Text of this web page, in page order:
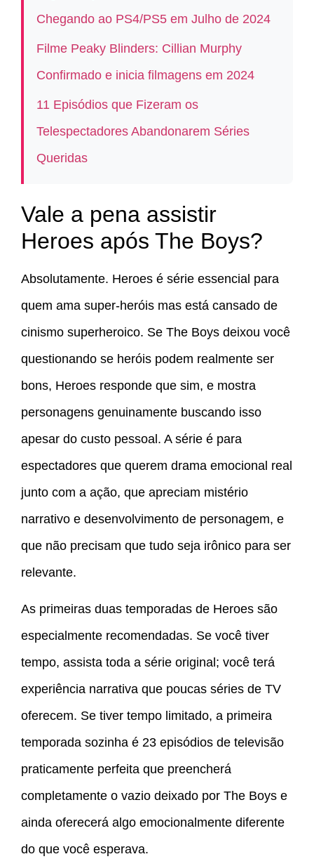
Chegando ao PS4/PS5 em Julho de 2024
Filme Peaky Blinders: Cillian Murphy
Confirmado e inicia filmagens em 2024
11 Episódios que Fizeram os
Telespectadores Abandonarem Séries
Queridas
Vale a pena assistir
Heroes após The Boys?
Absolutamente. Heroes é série essencial para
quem ama super-heróis mas está cansado de
cinismo superheroico. Se The Boys deixou você
questionando se heróis podem realmente ser
bons, Heroes responde que sim, e mostra
personagens genuinamente buscando isso
apesar do custo pessoal. A série é para
espectadores que querem drama emocional real
junto com a ação, que apreciam mistério
narrativo e desenvolvimento de personagem, e
que não precisam que tudo seja irônico para ser
relevante.
As primeiras duas temporadas de Heroes são
especialmente recomendadas. Se você tiver
tempo, assista toda a série original; você terá
experiência narrativa que poucas séries de TV
oferecem. Se tiver tempo limitado, a primeira
temporada sozinha é 23 episódios de televisão
praticamente perfeita que preencherá
completamente o vazio deixado por The Boys e
ainda oferecerá algo emocionalmente diferente
do que você esperava.